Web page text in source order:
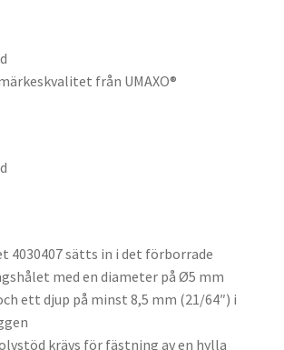
från UMAXO®
4030407 sätts in i det förborrade
med en diameter på Ø5 mm
ett djup på minst 8,5 mm (21/64″) i
krävs för fästning av en hylla